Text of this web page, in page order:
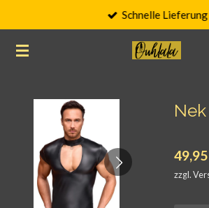
springen
Schnelle Lieferung
zzgl.